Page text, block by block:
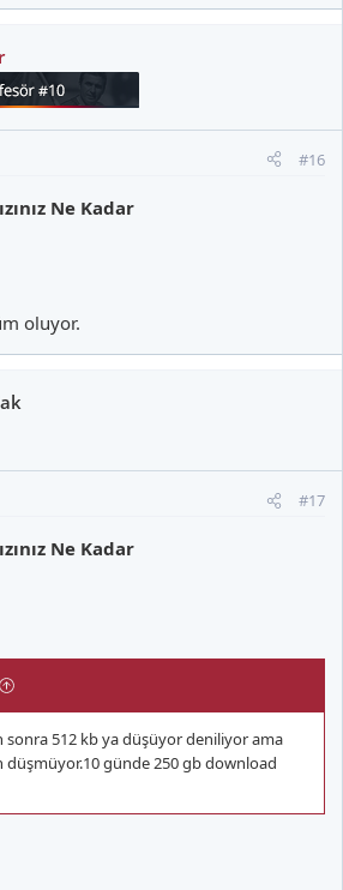
#16
Ne Kadar
oluyor.
#17
Ne Kadar
sonra 512 kb ya düşüyor deniliyor ama
günde 250 gb download